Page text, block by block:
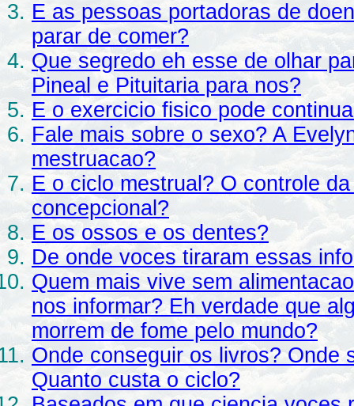
E as pessoas portadoras de
parar de comer?
Que segredo eh esse de olhar
Pineal e Pituitaria para nos?
E o exercicio fisico pode
Fale mais sobre o sexo? A
mestruacao?
E o ciclo mestrual? O controle
concepcional?
E os ossos e os dentes?
De onde voces tiraram essas
Quem mais vive sem
nos informar? Eh verdade que
morrem de fome pelo mundo?
Onde conseguir os livros? Onde
Quanto custa o ciclo?